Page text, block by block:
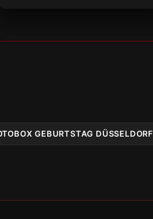
GEBURTSTAG DÜSSELDORF